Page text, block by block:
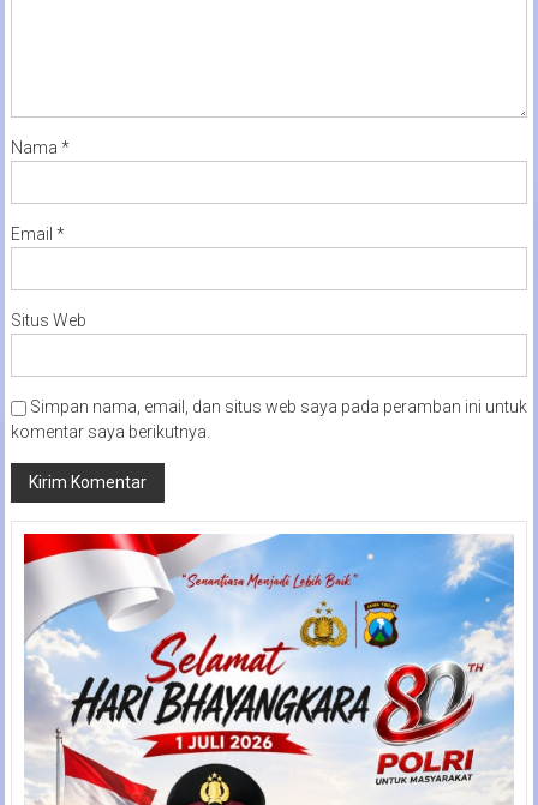
Nama *
Email *
Situs Web
Simpan nama, email, dan situs web saya pada peramban ini untuk
komentar saya berikutnya.